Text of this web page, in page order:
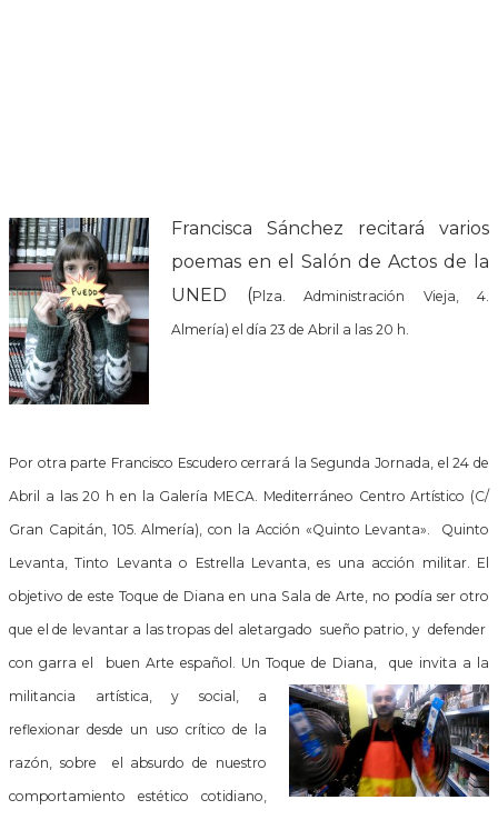
Francisca Sánchez recitará varios
poemas en el Salón de Actos de
la
UNED (Plza. Administración Vieja, 4.
Almería) el día 23 de Abril a las 20 h.
Por otra parte Francisco Escudero cerrará la Segunda Jornada, el 24 de
Abril a las 20 h en
la Galería MECA. Mediterráneo Centro Artístico (C/
Gran Capitán, 105. Almería), con
la Acción «Quinto Levanta». Quinto
Levanta, Tinto Levanta o Estrella Levanta, es una acción militar. El
objetivo de este Toque de Diana en una Sala de Arte, no podía ser otro
que el de levantar a las tropas del aletargado sueño patrio, y defender
con garra el buen Arte español. Un Toque de Diana, que invita a la
militancia artística, y social, a
reflexionar desde un uso crítico de la
razón, sobre el absurdo de nuestro
comportamiento estético cotidiano,